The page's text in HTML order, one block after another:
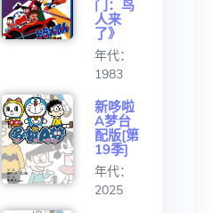
门：鸟
人来
了》
年代：
1983
新哆啦
A梦台
配版[第
19季]
年代：
2025